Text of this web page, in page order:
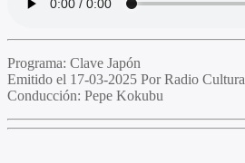
Programa: Clave Japón
Emitido el 17-03-2025 Por Radio Cultura
Conducción: Pepe Kokubu